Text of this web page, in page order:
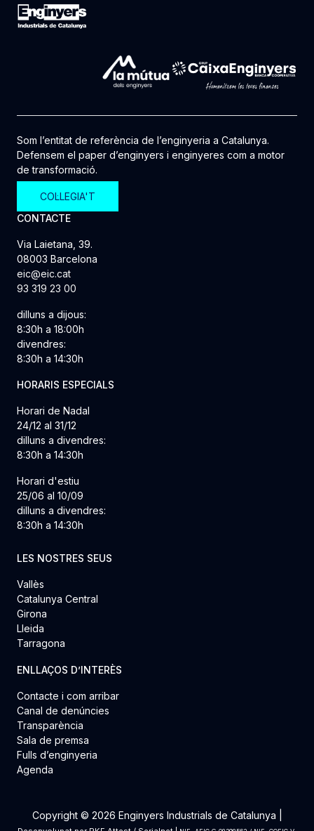
Som l’entitat de referència de l’enginyeria a Catalunya.
Defensem el paper d’enginyers i enginyeres com a motor
de transformació.
COL·LEGIA'T
CONTACTE
Via Laietana, 39.
08003 Barcelona
eic@eic.cat
93 319 23 00
dilluns a dijous:
8:30h a 18:00h
divendres:
8:30h a 14:30h
HORARIS ESPECIALS
Horari de Nadal
24/12 al 31/12
dilluns a divendres:
8:30h a 14:30h
Horari d'estiu
25/06 al 10/09
dilluns a divendres:
8:30h a 14:30h
LES NOSTRES SEUS
Vallès
Catalunya Central
Girona
Lleida
Tarragona
ENLLAÇOS D’INTERÈS
Contacte i com arribar
Canal de denúncies
Transparència
Sala de premsa
Fulls d’enginyeria
Agenda
Copyright © 2026 Enginyers Industrials de Catalunya |